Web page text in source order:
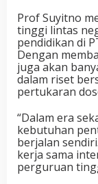
Prof Suyitno
tinggi lintas
pendidikan di
Dengan
juga akan
dalam riset
pertukaran
“Dalam era
kebutuhan
berjalan
kerja sama
perguruan